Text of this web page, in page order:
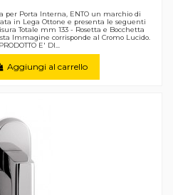
per Porta Interna, ENTO un marchio di
in Lega Ottone e presenta le seguenti
Totale mm 133 - Rosetta e Bocchetta
Immagine corrisponde al Cromo Lucido.
E' DI...
Aggiungi al carrello